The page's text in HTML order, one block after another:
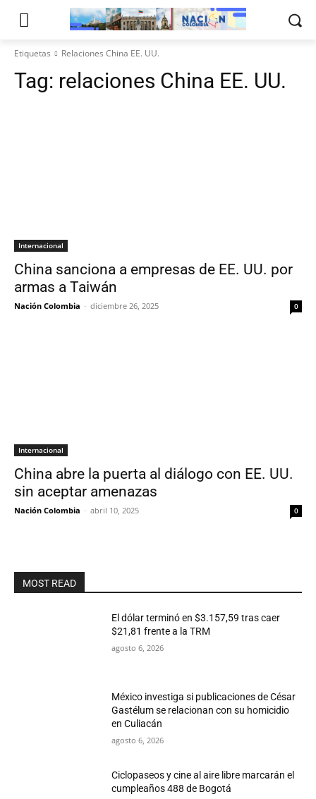
Etiquetas Relaciones China EE. UU.
Tag: relaciones China EE. UU.
Internacional
China sanciona a empresas de EE. UU. por
armas a Taiwán
Nación Colombia - diciembre 26, 2025 0
Internacional
China abre la puerta al diálogo con EE. UU.
sin aceptar amenazas
Nación Colombia - abril 10, 2025 0
MOST READ
El dólar terminó en $3.157,59 tras caer
$21,81 frente a la TRM
agosto 6, 2026
México investiga si publicaciones de César
Gastélum se relacionan con su homicidio
en Culiacán
agosto 6, 2026
Ciclopaseos y cine al aire libre marcarán el
cumpleaños 488 de Bogotá